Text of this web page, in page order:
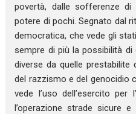
povertà, dalle sofferenze
potere di pochi. Segnato dal
democratica, che vede gli
sempre di più la possibilità
diverse da quelle
del razzismo e del genocidio
vede l’uso dell’esercito per
l’operazione strade sicure